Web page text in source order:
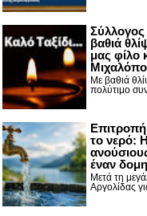
βαθιά
μας φίλο
Με βαθιά
πολύτιμο
το νερό:
έναν
Μετά τη
Αργολίδας